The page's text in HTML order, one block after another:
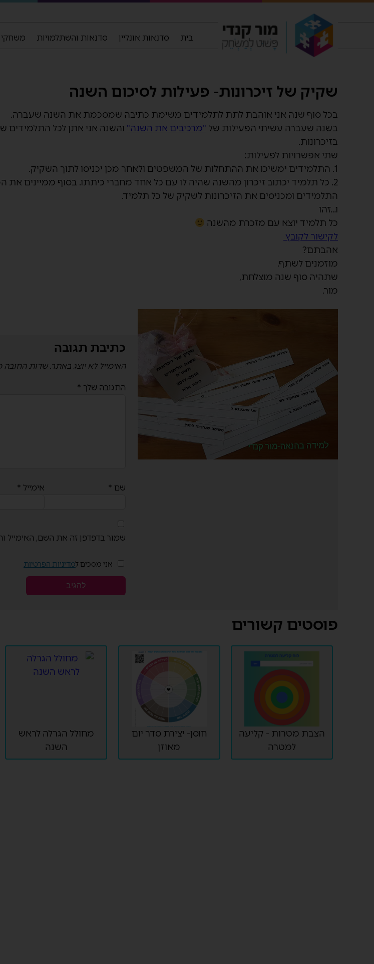
בית סדנאות אונליין סדנאות והשתלמויות
שקיק של זיכרונות- פעילות לסיכום השנה
בכל סוף שנה אני אוהבת לתת לתלמידים משימת כתיבה שמסכמת את השנה שעברה.
בשנה שעברה עשיתי הפעילות של "מרכיבים את השנה" והשנה אני אתן לכל התלמידים
בזיכרונות.
שתי אפשרויות לפעילות:
1. התלמידים ימשיכו את ההתחלות של המשפטים ולאחר מכן יכניסו לתוך השקיק.
2. כל תלמיד יכתוב זיכרון מהשנה שהיה לו עם כל אחד מחברי כיתתו. בסוף ממיינים
התלמידים ומכניסים את הזיכרונות לשקיק של כל תלמיד.
ו…זהו
כל תלמיד יוצא עם מזכרת מהשנה
לקישור לקובץ
אהבתם?
מוזמנים לשתף.
שתהיה סוף שנה מוצלחת,
מור.
כתיבת תגובה
האימייל לא יוצג באתר. שדות החובה
התגובה שלך *
שם * אימייל *
שמור בדפדפן זה את השם, האימייל
אני מסכים למדיניות הפרטיות
פוסטים קשורים
הצבת מטרות - קליעה
למטרה
חוסן- יצירת סדר יום
מאוזן
מחולל הגרלה לראש
השנה